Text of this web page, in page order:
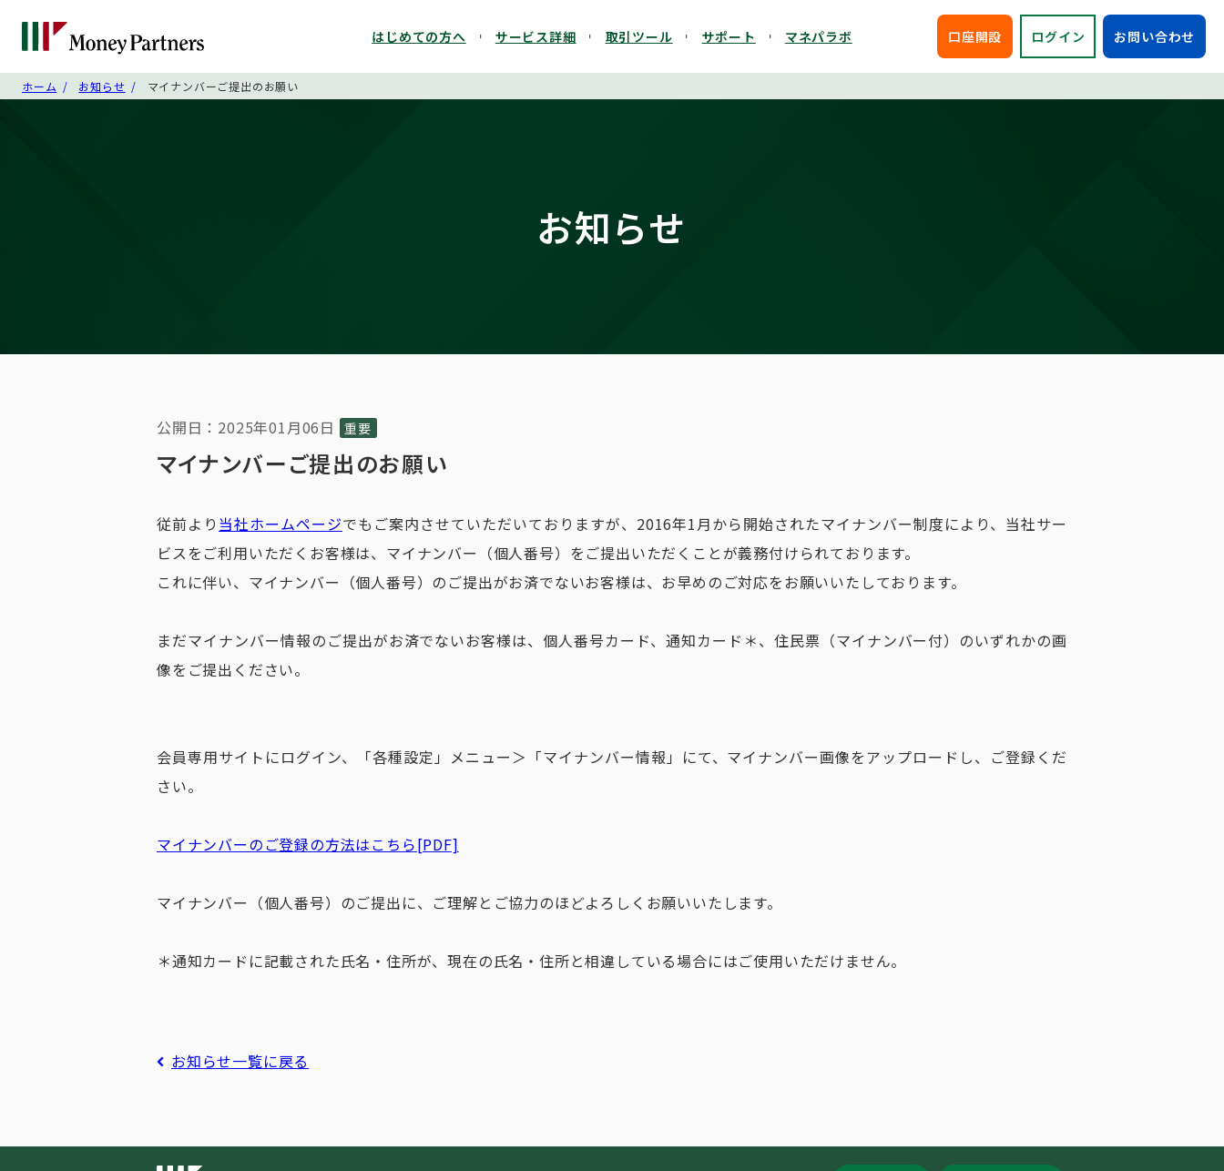
口座開設 ログイン お問い合わせ
はじめての方へ サービス詳細 取引ツール サポート マネパラボ
ホーム お知らせ マイナンバーご提出のお願い
お知らせ
公開日：2025年01月06日 重要
マイナンバーご提出のお願い
従前より 当社ホームページでもご案内させていただいておりますが、2016年1月から開始されたマイナンバー制度により、当社サー
ビスをご利用いただくお客様は、マイナンバー（個人番号）をご提出いただくことが義務付けられております。
これに伴い、マイナンバー（個人番号）のご提出がお済でないお客様は、お早めのご対応をお願いいたしております。
まだマイナンバー情報のご提出がお済でないお客様は、個人番号カード、通知カード＊、住民票（マイナンバー付）のいずれかの画
像をご提出ください。
会員専用サイトにログイン、「各種設定」メニュー＞「マイナンバー情報」にて、マイナンバー画像をアップロードし、ご登録くだ
さい。
マイナンバーのご登録の方法はこちら[PDF]
マイナンバー（個人番号）のご提出に、ご理解とご協力のほどよろしくお願いいたします。
＊通知カードに記載された氏名・住所が、現在の氏名・住所と相違している場合にはご使用いただけません。
お知らせ一覧に戻る